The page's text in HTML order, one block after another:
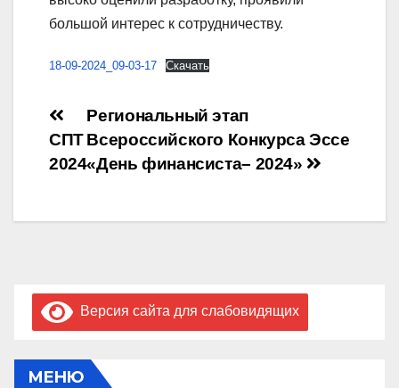
большой интерес к сотрудничеству.
18-09-2024_09-03-17 Скачать
Навигация
по
Региональный этап
Всероссийского Конкурса Эссе
«День финансиста– 2024»
СПТ
2024
Версия сайта для слабовидящих
МЕНЮ